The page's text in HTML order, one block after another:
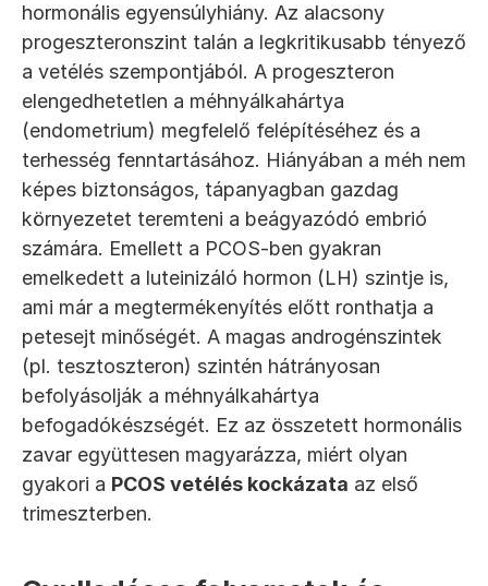
hormonális egyensúlyhiány. Az alacsony
progeszteronszint talán a legkritikusabb tényező
a vetélés szempontjából. A progeszteron
elengedhetetlen a méhnyálkahártya
(endometrium) megfelelő felépítéséhez és a
terhesség fenntartásához. Hiányában a méh nem
képes biztonságos, tápanyagban gazdag
környezetet teremteni a beágyazódó embrió
számára. Emellett a PCOS-ben gyakran
emelkedett a luteinizáló hormon (LH) szintje is,
ami már a megtermékenyítés előtt ronthatja a
petesejt minőségét. A magas androgénszintek
(pl. tesztoszteron) szintén hátrányosan
befolyásolják a méhnyálkahártya
befogadókészségét. Ez az összetett hormonális
zavar együttesen magyarázza, miért olyan
gyakori a PCOS vetélés kockázata az első
trimeszterben.